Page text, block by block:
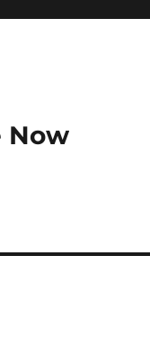
Now